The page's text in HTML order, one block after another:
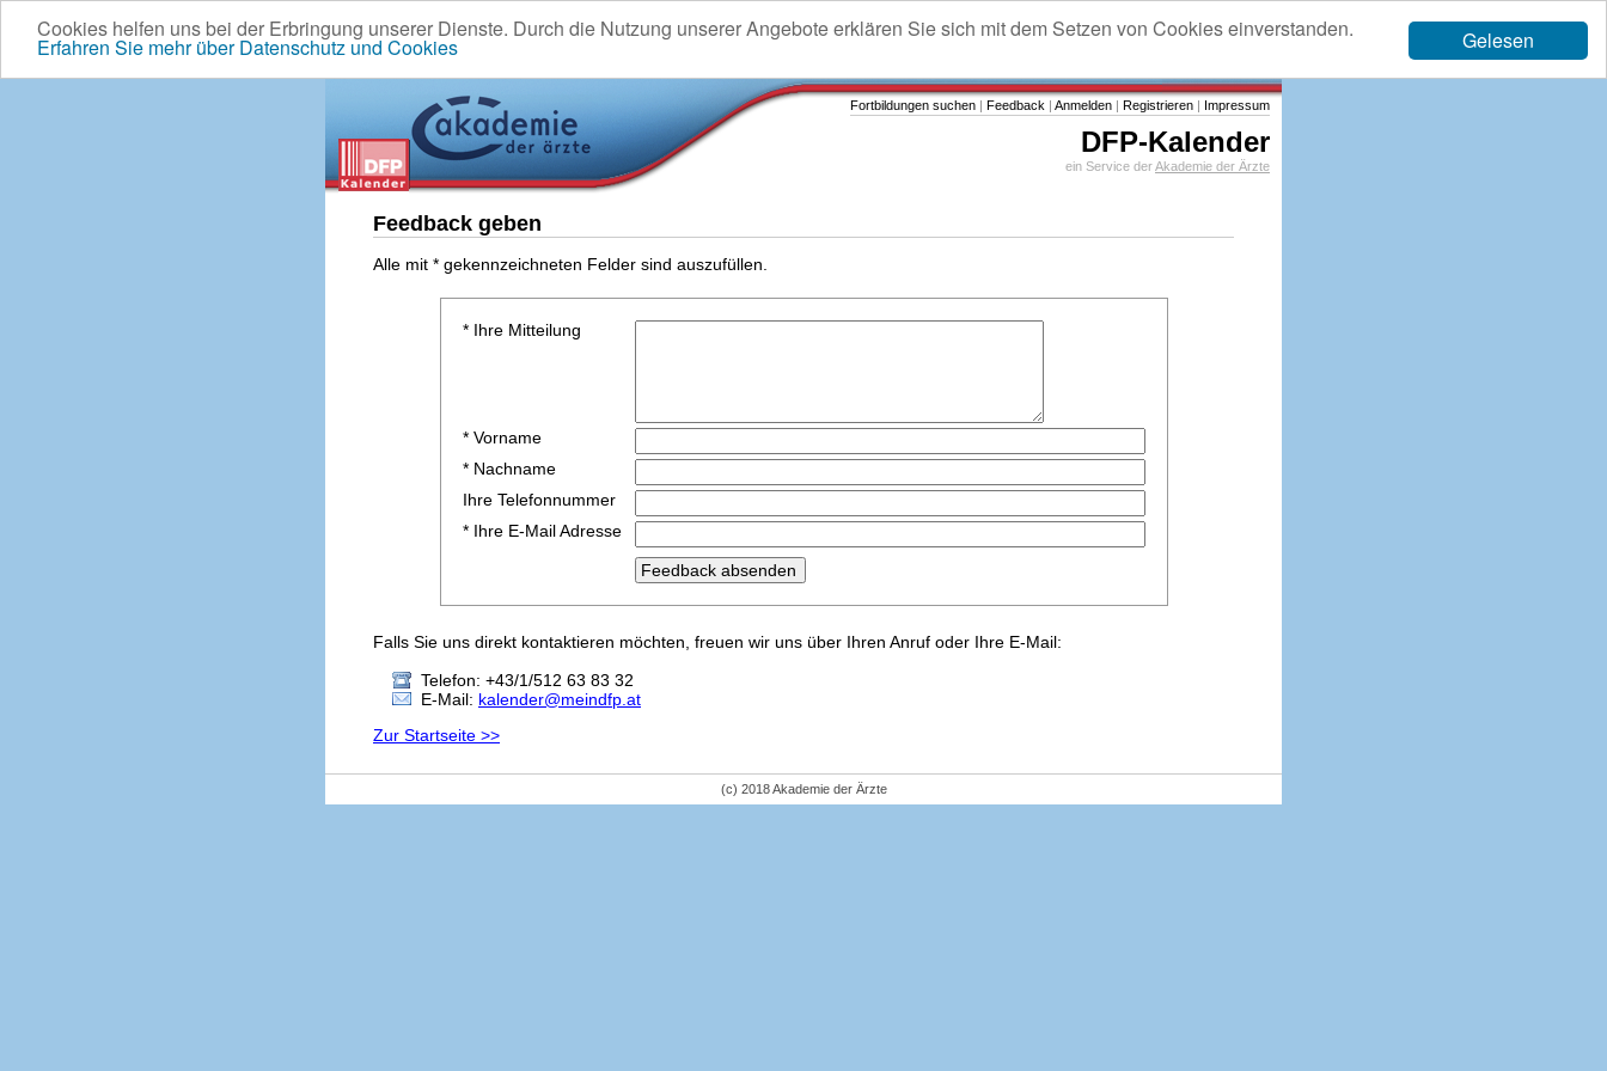
Gelesen
Cookies helfen uns bei der Erbringung unserer Dienste. Durch die Nutzung unserer Angebote erklären Sie sich mit dem Setzen von Cookies einverstanden.
Erfahren Sie mehr über Datenschutz und Cookies
Fortbildungen suchen | Feedback | Anmelden | Registrieren | Impressum
DFP-Kalender
ein Service derAkademie der Ärzte
Feedback geben
Alle mit * gekennzeichneten Felder sind auszufüllen.
* Ihre Mitteilung
* Vorname
* Nachname
Ihre Telefonnummer
* Ihre E-Mail Adresse
Falls Sie uns direkt kontaktieren möchten, freuen wir uns über Ihren Anruf oder Ihre E-Mail:
Telefon: +43/1/512 63 83 32
E-Mail: kalender@meindfp.at
Zur Startseite >>
(c) 2018 Akademie der Ärzte